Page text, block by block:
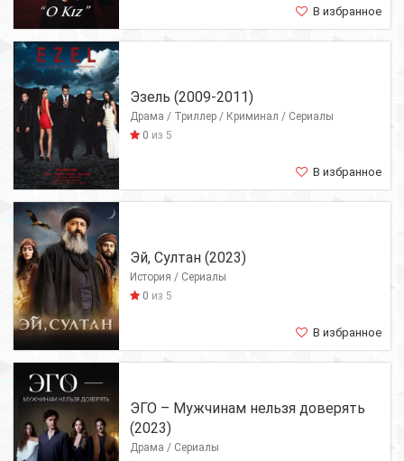
В избранное
Эзель (2009-2011)
Драма / Триллер / Криминал / Сериалы
0 из 5
В избранное
Эй, Султан (2023)
История / Сериалы
0 из 5
В избранное
ЭГО – Мужчинам нельзя доверять
(2023)
Драма / Сериалы